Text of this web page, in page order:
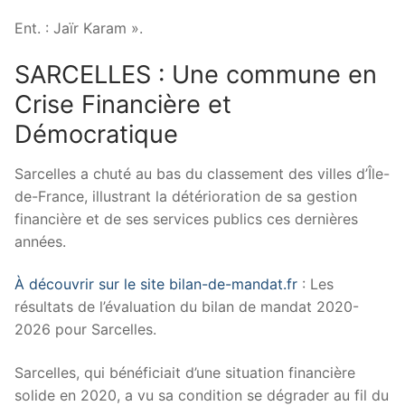
Ent. : Jaïr Karam ».
SARCELLES : Une commune en
Crise Financière et
Démocratique
Sarcelles a chuté au bas du classement des villes d’Île-
de-France, illustrant la détérioration de sa gestion
financière et de ses services publics ces dernières
années.
À découvrir sur le site bilan-de-mandat.fr : Les
résultats de l’évaluation du bilan de mandat 2020-
2026 pour Sarcelles.
Sarcelles, qui bénéficiait d’une situation financière
solide en 2020, a vu sa condition se dégrader au fil du